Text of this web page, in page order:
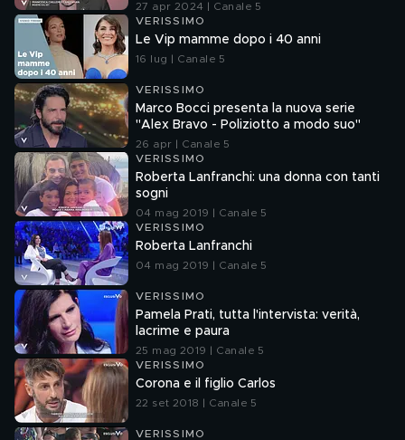
27 apr 2024 | Canale 5
VERISSIMO
Le Vip mamme dopo i 40 anni
16 lug | Canale 5
VERISSIMO
Marco Bocci presenta la nuova serie
"Alex Bravo - Poliziotto a modo suo"
26 apr | Canale 5
VERISSIMO
Roberta Lanfranchi: una donna con tanti
sogni
04 mag 2019 | Canale 5
VERISSIMO
Roberta Lanfranchi
04 mag 2019 | Canale 5
VERISSIMO
Pamela Prati, tutta l'intervista: verità,
lacrime e paura
25 mag 2019 | Canale 5
VERISSIMO
Corona e il figlio Carlos
22 set 2018 | Canale 5
VERISSIMO